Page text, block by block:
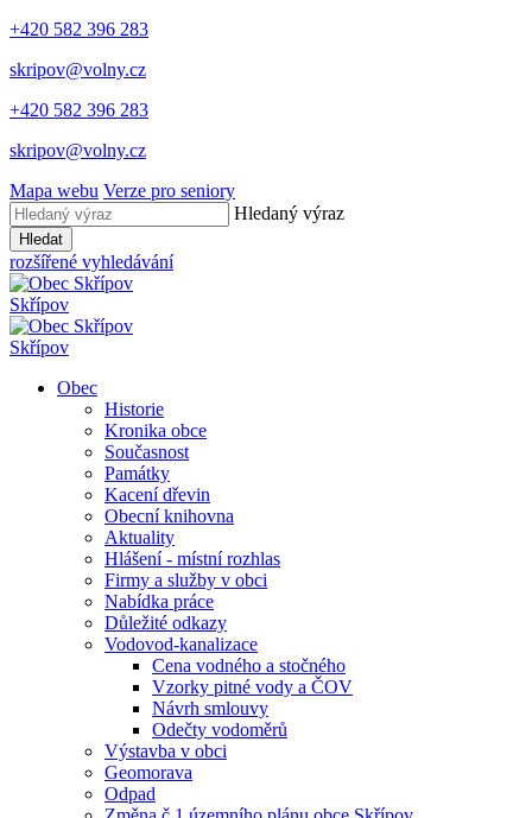
+420 582 396 283
skripov@volny.cz
+420 582 396 283
skripov@volny.cz
Mapa webu Verze pro seniory
Hledaný výraz
Hledat
rozšířené vyhledávání
Skřípov
Skřípov
Obec
Historie
Kronika obce
Současnost
Památky
Kacení dřevin
Obecní knihovna
Aktuality
Hlášení - místní rozhlas
Firmy a služby v obci
Nabídka práce
Důležité odkazy
Vodovod-kanalizace
Cena vodného a stočného
Vzorky pitné vody a ČOV
Návrh smlouvy
Odečty vodoměrů
Výstavba v obci
Geomorava
Odpad